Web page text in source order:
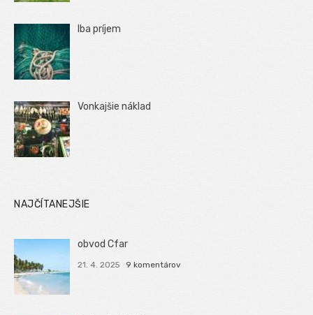
Iba príjem
Vonkajšie náklad
NAJČÍTANEJŠIE
obvod Cfar
21. 4. 2025 9 komentárov